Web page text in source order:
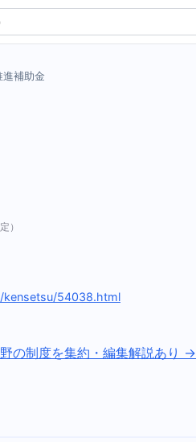
進補助金
）
54038.html
の制度を集約・編集解説あり →